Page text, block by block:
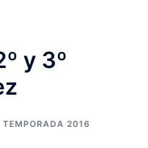
y 3º
TEMPORADA 2016